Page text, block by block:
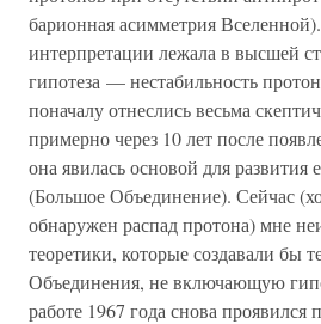
барионная асимметрия
интерпретации лежала в высшей
гипотеза — нестабильность
поначалу отнеслись весьма
примерно через 10 лет после
она явилась основой для развития
(Большое Объединение). Сейчас
обнаружен распад протона) мне
теоретики, которые создавали бы
Объединения, не включающую
работе 1967 года снова проявился